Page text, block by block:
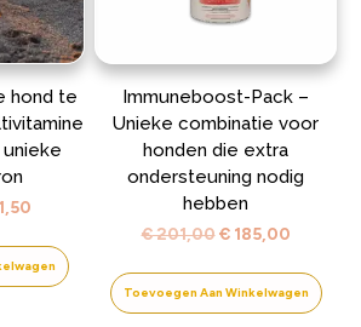
hond te
Huidige
is:
€ 121,50.
Immuneboost-Pack –
Unieke combinatie voor
honden die extra
ondersteuning nodig
hebben
€201,00 Oorspronkelijke
was:
€ 201,00.
€185,00Huidige
is:
€
Toevoegen Aan Winkelwagen